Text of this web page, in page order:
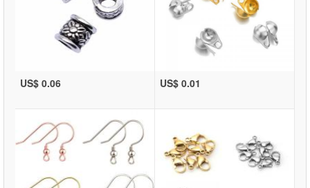
US$ 0.06 US$ 0.01